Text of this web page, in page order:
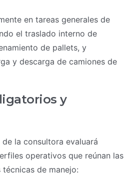
en tareas generales de
el traslado interno de
de pallets, y
y descarga de camiones de
y
la consultora evaluará
operativos que reúnan las
de manejo: